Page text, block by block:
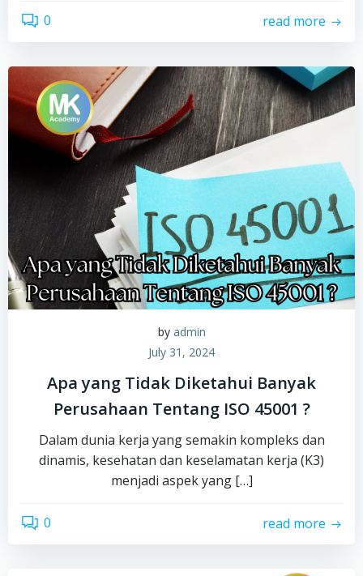
0 read more
by admin
July 31, 2024
Apa yang Tidak Diketahui Banyak
Perusahaan Tentang ISO 45001 ?
Dalam dunia kerja yang semakin kompleks dan
dinamis, kesehatan dan keselamatan kerja (K3)
menjadi aspek yang […]
0 read more